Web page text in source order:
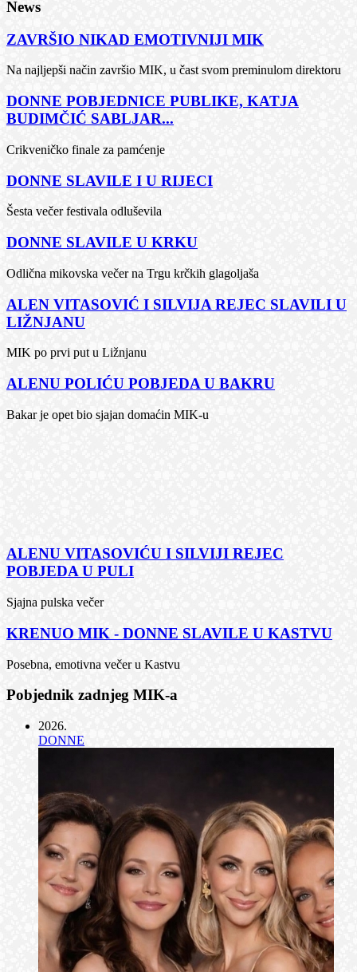
News
ZAVRŠIO NIKAD EMOTIVNIJI MIK
Na najljepši način završio MIK, u čast svom preminulom direktoru
DONNE POBJEDNICE PUBLIKE, KATJA
BUDIMČIĆ SABLJAR...
Crikveničko finale za pamćenje
DONNE SLAVILE I U RIJECI
Šesta večer festivala odluševila
DONNE SLAVILE U KRKU
Odlična mikovska večer na Trgu krčkih glagoljaša
ALEN VITASOVIĆ I SILVIJA REJEC SLAVILI U
LIŽNJANU
MIK po prvi put u Ližnjanu
ALENU POLIĆU POBJEDA U BAKRU
Bakar je opet bio sjajan domaćin MIK-u
ALENU VITASOVIĆU I SILVIJI REJEC
POBJEDA U PULI
Sjajna pulska večer
KRENUO MIK - DONNE SLAVILE U KASTVU
Posebna, emotivna večer u Kastvu
Pobjednik zadnjeg MIK-a
2026.
DONNE